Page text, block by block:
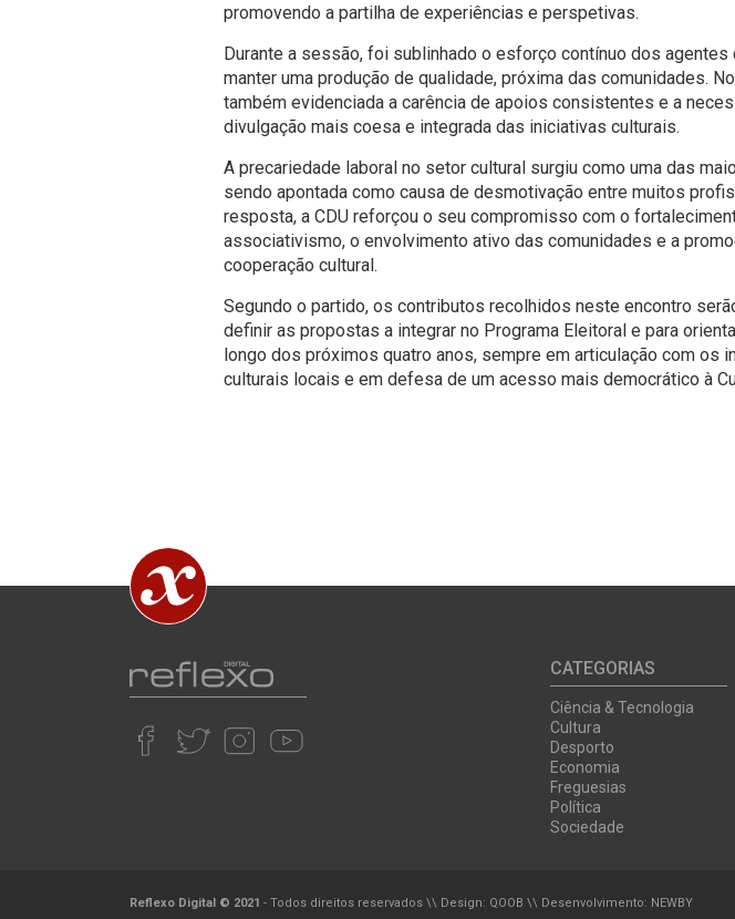
promovendo a partilha de experiências e perspetivas.
Durante a sessão, foi sublinhado o esforço contínuo dos agentes
manter uma produção de qualidade, próxima das comunidades.
também evidenciada a carência de apoios consistentes e a
divulgação mais coesa e integrada das iniciativas culturais.
A precariedade laboral no setor cultural surgiu como uma das
sendo apontada como causa de desmotivação entre muitos
resposta, a CDU reforçou o seu compromisso com o
associativismo, o envolvimento ativo das comunidades e a
cooperação cultural.
Segundo o partido, os contributos recolhidos neste encontro
definir as propostas a integrar no Programa Eleitoral e para
longo dos próximos quatro anos, sempre em articulação com os
culturais locais e em defesa de um acesso mais democrático à
CATEGORIAS
Ciência & Tecnologia
Cultura
Desporto
Economia
Freguesias
Política
Sociedade
Reflexo Digital © 2021 - Todos direitos reservados \\ Design: QOOB \\ Desenvolvimento: NEWBY